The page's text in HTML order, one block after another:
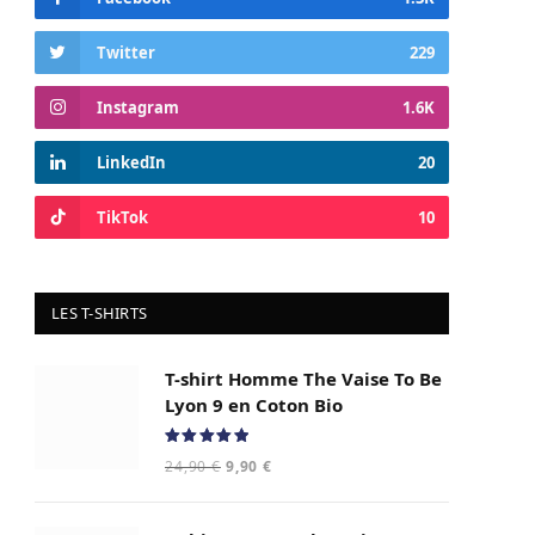
Twitter 229
Instagram 1.6K
LinkedIn 20
TikTok 10
LES T-SHIRTS
T-shirt Homme The Vaise To Be
Lyon 9 en Coton Bio
sur 5
24,90€ Le
9,90€Le